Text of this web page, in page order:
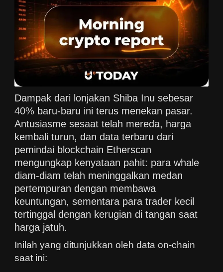
Dampak dari lonjakan Shiba Inu sebesar
40% baru-baru ini terus menekan pasar.
Antusiasme sesaat telah mereda, harga
kembali turun, dan data terbaru dari
pemindai blockchain Etherscan
mengungkap kenyataan pahit: para whale
diam-diam telah meninggalkan medan
pertempuran dengan membawa
keuntungan, sementara para trader kecil
tertinggal dengan kerugian di tangan saat
harga jatuh.
Inilah yang ditunjukkan oleh data on-chain
saat ini: